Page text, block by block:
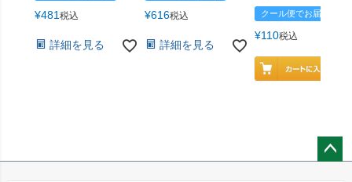
¥481税込
詳細を見る
¥616税込
詳細を見る
クール便でお届け
¥110税込